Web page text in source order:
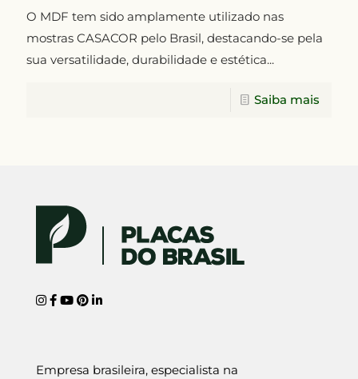
O MDF tem sido amplamente utilizado nas
mostras CASACOR pelo Brasil, destacando-se pela
sua versatilidade, durabilidade e estética...
Saiba mais
Empresa brasileira, especialista na